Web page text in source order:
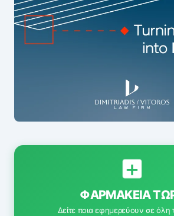
ΦΑΡΜΑΚΕΊΑ
Δείτε ποια εφημερεύουν σε όλη